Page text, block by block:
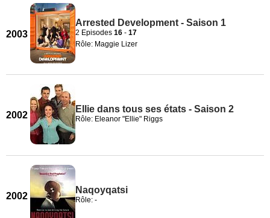
2003
Arrested Development - Saison 1
2 Episodes 16 - 17
Rôle: Maggie Lizer
2002
Ellie dans tous ses états - Saison 2
Rôle: Eleanor "Ellie" Riggs
2002
Naqoyqatsi
Rôle: -